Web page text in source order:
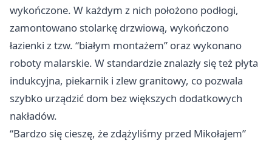
wykończone. W każdym z nich położono podłogi,
zamontowano stolarkę drzwiową, wykończono
łazienki z tzw. “białym montażem” oraz wykonano
roboty malarskie. W standardzie znalazły się też płyta
indukcyjna, piekarnik i zlew granitowy, co pozwala
szybko urządzić dom bez większych dodatkowych
nakładów.
“Bardzo się cieszę, że zdążyliśmy przed Mikołajem”